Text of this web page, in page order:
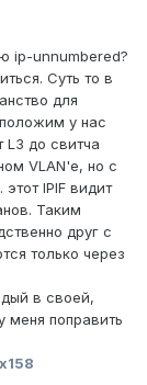
ip-unnumbered?
Суть то в
для
у нас
L3 до свитча
VLAN'е, но с
этот IPIF видит
Таким
друг с
только через
в своей,
поправить